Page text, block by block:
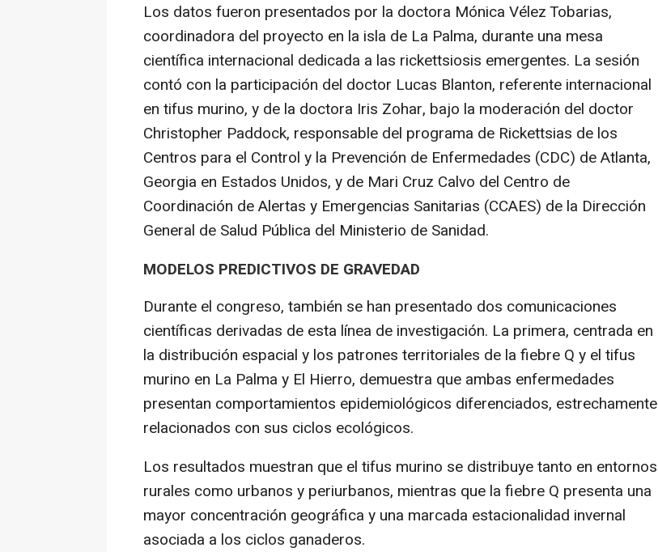
Los datos fueron presentados por la doctora Mónica Vélez Tobarias,
coordinadora del proyecto en la isla de La Palma, durante una mesa
científica internacional dedicada a las rickettsiosis emergentes. La sesión
contó con la participación del doctor Lucas Blanton, referente internacional
en tifus murino, y de la doctora Iris Zohar, bajo la moderación del doctor
Christopher Paddock, responsable del programa de Rickettsias de los
Centros para el Control y la Prevención de Enfermedades (CDC) de Atlanta,
Georgia en Estados Unidos, y de Mari Cruz Calvo del Centro de
Coordinación de Alertas y Emergencias Sanitarias (CCAES) de la Dirección
General de Salud Pública del Ministerio de Sanidad.
MODELOS PREDICTIVOS DE GRAVEDAD
Durante el congreso, también se han presentado dos comunicaciones
científicas derivadas de esta línea de investigación. La primera, centrada en
la distribución espacial y los patrones territoriales de la fiebre Q y el tifus
murino en La Palma y El Hierro, demuestra que ambas enfermedades
presentan comportamientos epidemiológicos diferenciados, estrechamente
relacionados con sus ciclos ecológicos.
Los resultados muestran que el tifus murino se distribuye tanto en entornos
rurales como urbanos y periurbanos, mientras que la fiebre Q presenta una
mayor concentración geográfica y una marcada estacionalidad invernal
asociada a los ciclos ganaderos.